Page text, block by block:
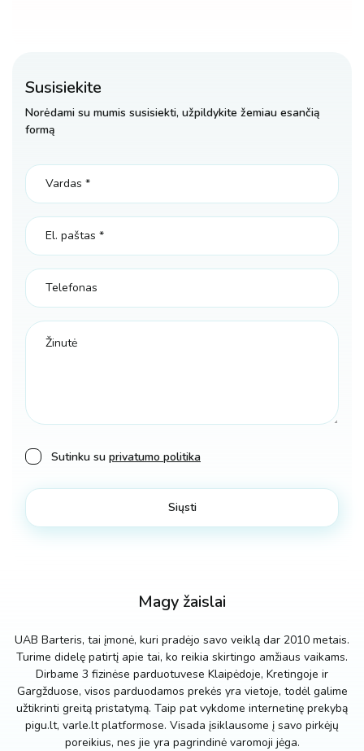
Susisiekite
Norėdami su mumis susisiekti, užpildykite žemiau esančią
formą
Sutinku su privatumo politika
Magy žaislai
UAB Barteris, tai įmonė, kuri pradėjo savo veiklą dar 2010 metais.
Turime didelę patirtį apie tai, ko reikia skirtingo amžiaus vaikams.
Dirbame 3 fizinėse parduotuvese Klaipėdoje, Kretingoje ir
Gargžduose, visos parduodamos prekės yra vietoje, todėl galime
užtikrinti greitą pristatymą. Taip pat vykdome internetinę prekybą
pigu.lt, varle.lt platformose. Visada įsiklausome į savo pirkėjų
poreikius, nes jie yra pagrindinė varomoji jėga.